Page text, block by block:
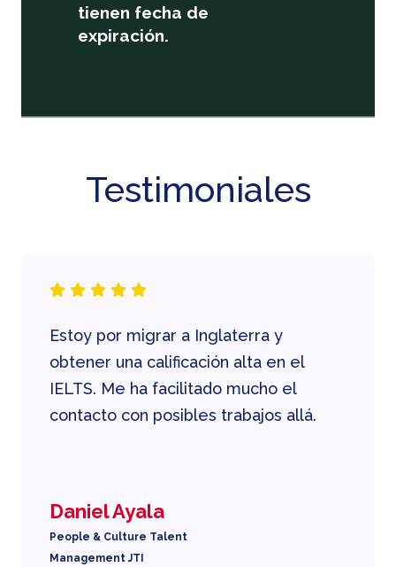
tienen fecha de
expiración.
Testimoniales
Estoy por migrar a Inglaterra y
obtener una calificación alta en el
IELTS. Me ha facilitado mucho el
contacto con posibles trabajos allá.
Daniel Ayala
People & Culture Talent
Management JTI